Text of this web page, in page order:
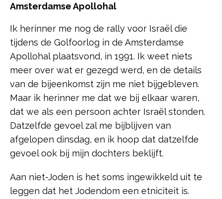
Amsterdamse Apollohal
Ik herinner me nog de rally voor Israël die
tijdens de Golfoorlog in de Amsterdamse
Apollohal plaatsvond, in 1991. Ik weet niets
meer over wat er gezegd werd, en de details
van de bijeenkomst zijn me niet bijgebleven.
Maar ik herinner me dat we bij elkaar waren,
dat we als een persoon achter Israël stonden.
Datzelfde gevoel zal me bijblijven van
afgelopen dinsdag, en ik hoop dat datzelfde
gevoel ook bij mijn dochters beklijft.
Aan niet-Joden is het soms ingewikkeld uit te
leggen dat het Jodendom een etniciteit is.